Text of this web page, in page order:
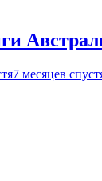
7 месяцев